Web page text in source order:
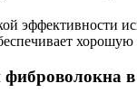
эффективности
в